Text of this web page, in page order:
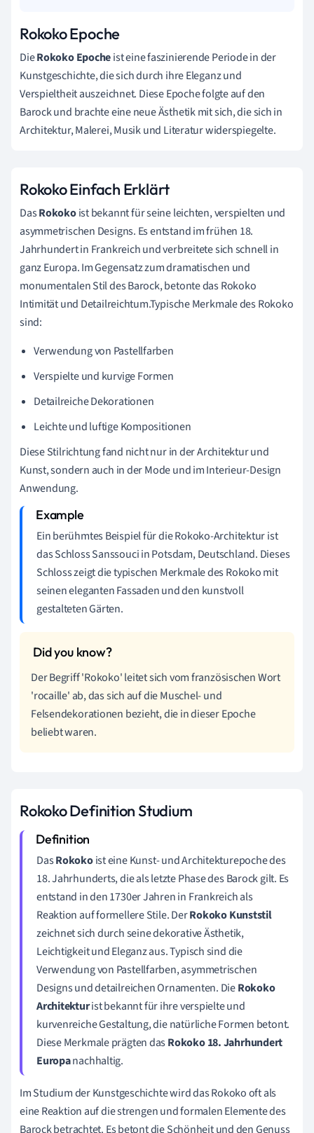
Rokoko Epoche
DieRokoko Epocheist eine faszinierende Periode in der
Kunstgeschichte, die sich durch ihre Eleganz und
Verspieltheit auszeichnet. Diese Epoche folgte auf den
Barock und brachte eine neue Ästhetik mit sich, die sich in
Architektur, Malerei, Musik und Literatur widerspiegelte.
Rokoko Einfach Erklärt
DasRokokoist bekannt für seine leichten, verspielten und
asymmetrischen Designs. Es entstand im frühen 18.
Jahrhundert in Frankreich und verbreitete sich schnell in
ganz Europa. Im Gegensatz zum dramatischen und
monumentalen Stil des Barock, betonte das Rokoko
Intimität und Detailreichtum.Typische Merkmale des Rokoko
sind:
Verwendung von Pastellfarben
Verspielte und kurvige Formen
Detailreiche Dekorationen
Leichte und luftige Kompositionen
Diese Stilrichtung fand nicht nur in der Architektur und
Kunst, sondern auch in der Mode und im Interieur-Design
Anwendung.
Ein berühmtes Beispiel für die Rokoko-Architektur ist
das Schloss Sanssouci in Potsdam, Deutschland. Dieses
Schloss zeigt die typischen Merkmale des Rokoko mit
seinen eleganten Fassaden und den kunstvoll
gestalteten Gärten.
Der Begriff 'Rokoko' leitet sich vom französischen Wort
'rocaille' ab, das sich auf die Muschel- und
Felsendekorationen bezieht, die in dieser Epoche
beliebt waren.
Rokoko Definition Studium
DasRokokoist eine Kunst- und Architekturepoche des
18. Jahrhunderts, die als letzte Phase des Barock gilt. Es
entstand in den 1730er Jahren in Frankreich als
Reaktion auf formellere Stile. DerRokoko Kunststil
zeichnet sich durch seine dekorative Ästhetik,
Leichtigkeit und Eleganz aus. Typisch sind die
Verwendung von Pastellfarben, asymmetrischen
Designs und detailreichen Ornamenten. DieRokoko
Architekturist bekannt für ihre verspielte und
kurvenreiche Gestaltung, die natürliche Formen betont.
Diese Merkmale prägten dasRokoko 18. Jahrhundert
Europanachhaltig.
Im Studium der Kunstgeschichte wird das Rokoko oft als
eine Reaktion auf die strengen und formalen Elemente des
Barock betrachtet. Es betont die Schönheit und den Genuss